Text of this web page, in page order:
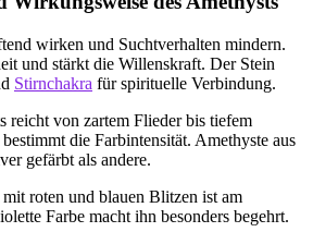
wirken und Suchtverhalten mindern.
und stärkt die Willenskraft. Der Stein
Stirnchakra für spirituelle Verbindung.
reicht von zartem Flieder bis tiefem
die Farbintensität. Amethyste aus
gefärbt als andere.
roten und blauen Blitzen ist am
Farbe macht ihn besonders begehrt.